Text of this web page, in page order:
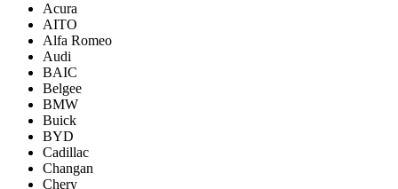
Acura
AITO
Alfa Romeo
Audi
BAIC
Belgee
BMW
Buick
BYD
Cadillac
Changan
Chery